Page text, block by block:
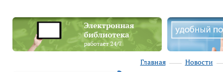
Главная Новости